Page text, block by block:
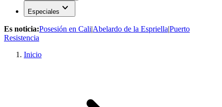
Especiales expand_more
Es noticia:Posesión en Cali|Abelardo de la Espriella|Puerto
Resistencia
Inicio